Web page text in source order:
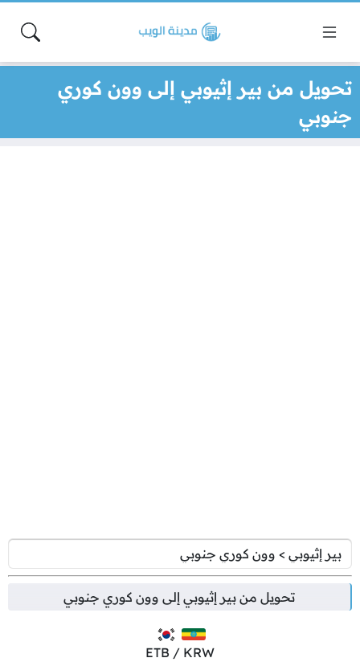
تحويل من بير إثيوبي إلى وون كوري
جنوبي
تحويل من بير إثيوبي إلى وون كوري جنوبي
ETB / KRW